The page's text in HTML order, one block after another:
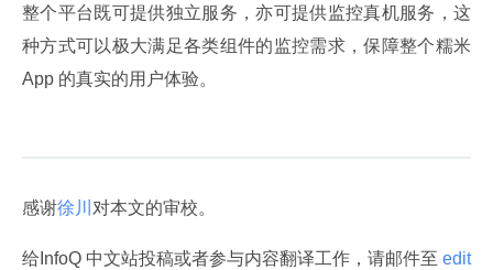
整个平台既可提供独立服务，亦可提供监控真机服务，这
种方式可以极大满足各类组件的监控需求，保障整个糯米
App 的真实的用户体验。
感谢徐川 对本文的审校。
给InfoQ 中文站投稿或者参与内容翻译工作，请邮件至 edit